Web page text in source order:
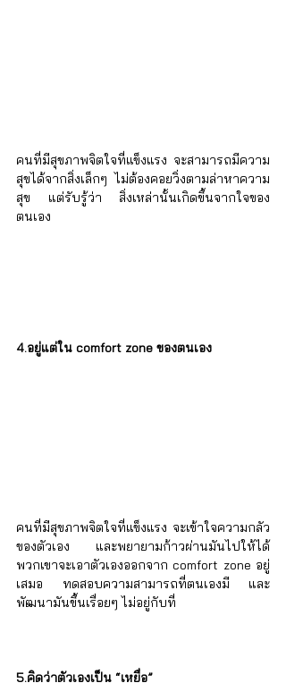
คนที่มีสุขภาพจิตใจที่แข็งแรง จะสามารถมีความ
สุขได้จากสิ่งเล็กๆ ไม่ต้องคอยวิ่งตามล่าหาความ
สุข แต่รับรู้ว่า สิ่งเหล่านั้นเกิดขึ้นจากใจของ
ตนเอง
4.อยู่แต่ใน comfort zone ของตนเอง
คนที่มีสุขภาพจิตใจที่แข็งแรง จะเข้าใจความกลัว
ของตัวเอง และพยายามก้าวผ่านมันไปให้ได้
พวกเขาจะเอาตัวเองออกจาก comfort zone อยู่
เสมอ ทดสอบความสามารถที่ตนเองมี และ
พัฒนามันขึ้นเรื่อยๆ ไม่อยู่กับที่
5.คิดว่าตัวเองเป็น “เหยื่อ”